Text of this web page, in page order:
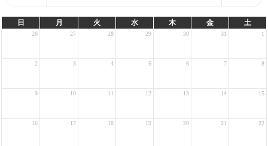
日 月 火 水 木 金 土
26 27 28 29 30 31 1
2 3 4 5 6 7 8
9 10 11 12 13 14 15
16 17 18 19 20 21 22